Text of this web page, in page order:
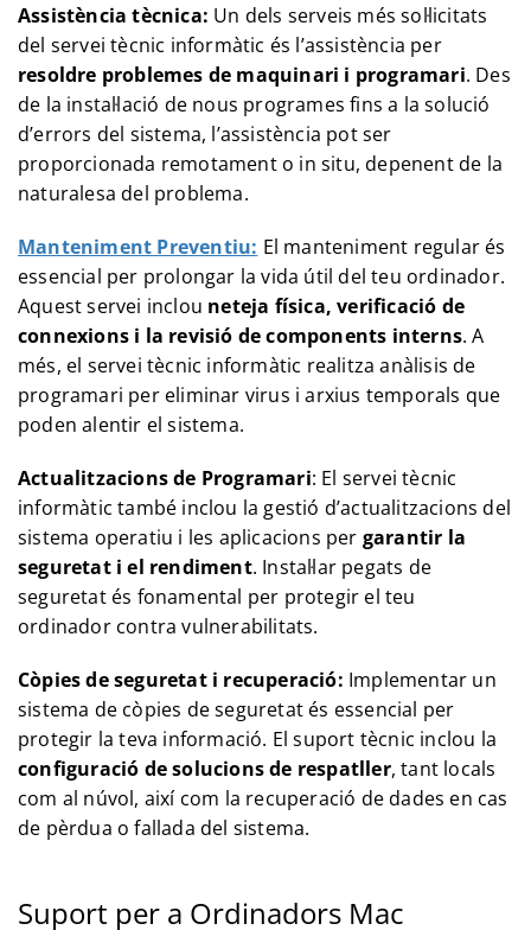
Assistència tècnica: Un dels serveis més sol·licitats
del servei tècnic informàtic és l’assistència per
resoldre problemes de maquinari i programari. Des
de la instal·lació de nous programes fins a la solució
d’errors del sistema, l’assistència pot ser
proporcionada remotament o in situ, depenent de la
naturalesa del problema.
Manteniment Preventiu: El manteniment regular és
essencial per prolongar la vida útil del teu ordinador.
Aquest servei inclou neteja física, verificació de
connexions i la revisió de components interns. A
més, el servei tècnic informàtic realitza anàlisis de
programari per eliminar virus i arxius temporals que
poden alentir el sistema.
Actualitzacions de Programari: El servei tècnic
informàtic també inclou la gestió d’actualitzacions del
sistema operatiu i les aplicacions per garantir la
seguretat i el rendiment. Instal·lar pegats de
seguretat és fonamental per protegir el teu
ordinador contra vulnerabilitats.
Còpies de seguretat i recuperació: Implementar un
sistema de còpies de seguretat és essencial per
protegir la teva informació. El suport tècnic inclou la
configuració de solucions de respatller, tant locals
com al núvol, així com la recuperació de dades en cas
de pèrdua o fallada del sistema.
Suport per a Ordinadors Mac